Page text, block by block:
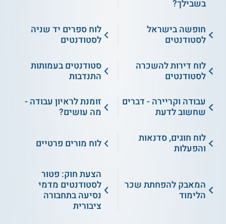
בשבילך?
חופשה בישראל
לסטודנטים
לוח ספרים יד שניה
לסטודנטים
לוח דירות להשכרה
לסטודנטים
סטודנטים בעמותות
התנדבות
עבודה וקריירה - דברים
שחשוב לדעת
זומנת לראיון עבודה -
מה עושים?
לוח חוגים, סדנאות
והפעלות
לוח מורים פרטיים
המאבק להפחתת שכר
הלימוד
הצעת חוק: פטור
לסטודנטים מדמי
נסיעה בתחבורה
ציבורית